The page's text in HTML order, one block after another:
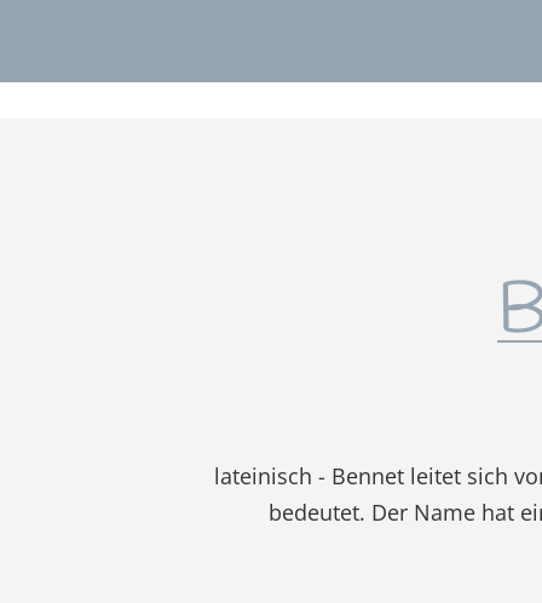
lateinisch - Bennet leitet sich
bedeutet. Der Name hat